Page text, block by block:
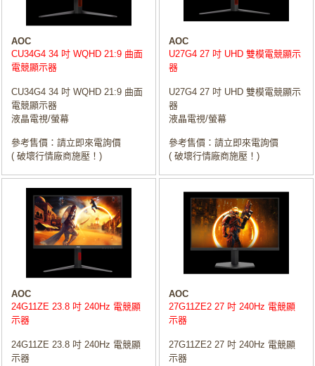
AOC
CU34G4 34 吋 WQHD 21:9 曲面
電競顯示器
CU34G4 34 吋 WQHD 21:9 曲面
電競顯示器
液晶電視/螢幕
參考售價：請立即來電詢價
( 破壞行情廠商施壓！)
AOC
U27G4 27 吋 UHD 雙模電競顯示
器
U27G4 27 吋 UHD 雙模電競顯示
器
液晶電視/螢幕
參考售價：請立即來電詢價
( 破壞行情廠商施壓！)
AOC
24G11ZE 23.8 吋 240Hz 電競顯
示器
24G11ZE 23.8 吋 240Hz 電競顯
示器
AOC
27G11ZE2 27 吋 240Hz 電競顯
示器
27G11ZE2 27 吋 240Hz 電競顯
示器